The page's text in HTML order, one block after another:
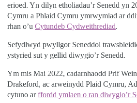
erioed. Yn dilyn etholiadau’r Senedd yn
Cymru a Phlaid Cymru ymrwymiad ar
rhan o’u Cytundeb Cydweithrediad.
Sefydlwyd pwyllgor Seneddol
ystyried sut y gellid diwygio’r Senedd.
Ym mis Mai 2022, cadarnhaodd Prif
Drakeford, ac arweinydd Plaid Cymru,
cytuno arffordd ymlaen o ran diwygio’r